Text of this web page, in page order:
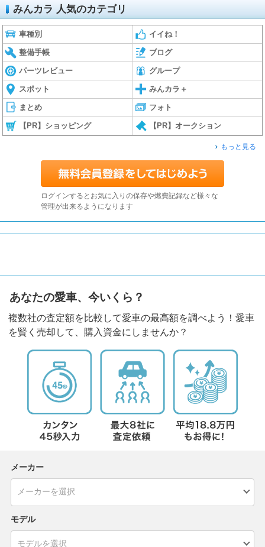
みんカラ 人気のカテゴリ
車種別 イイね！
整備手帳 ブログ
パーツレビュー グループ
スポット みんカラ＋
まとめ フォト
【PR】ショッピング 【PR】オークション
もっと見る
ログインするとお気に入りの保存や燃費記録など様々な
管理が出来るようになります
あなたの愛車、今いくら？
複数社の査定額を比較して愛車の最高額を調べよう！愛車
を賢く売却して、購入資金にしませんか？
メーカー
モデル